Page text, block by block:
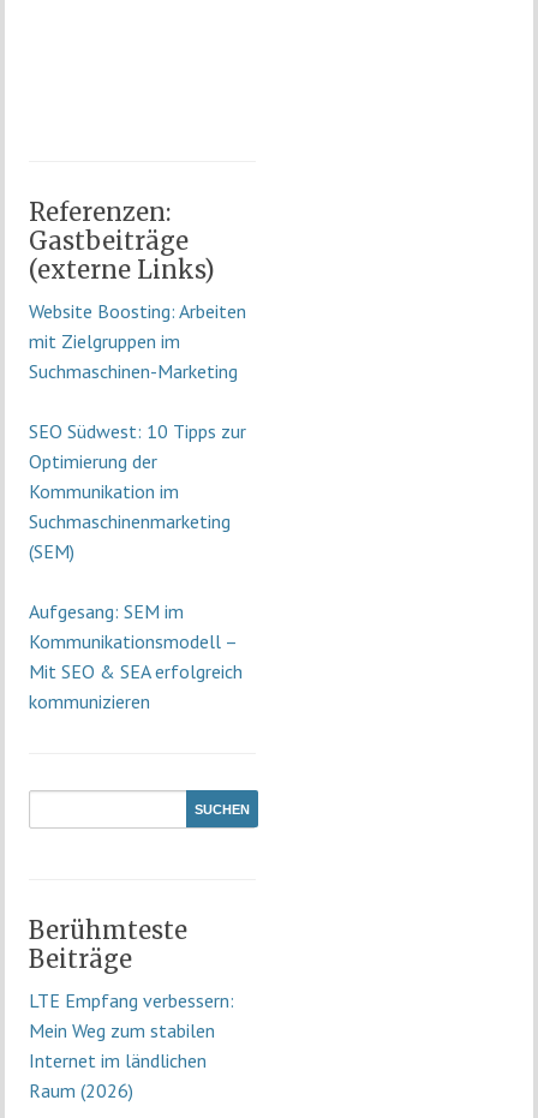
Referenzen:
Gastbeiträge
(externe Links)
Website Boosting: Arbeiten
mit Zielgruppen im
Suchmaschinen-Marketing
SEO Südwest: 10 Tipps zur
Optimierung der
Kommunikation im
Suchmaschinenmarketing
(SEM)
Aufgesang: SEM im
Kommunikationsmodell –
Mit SEO & SEA erfolgreich
kommunizieren
Berühmteste
Beiträge
LTE Empfang verbessern:
Mein Weg zum stabilen
Internet im ländlichen
Raum (2026)